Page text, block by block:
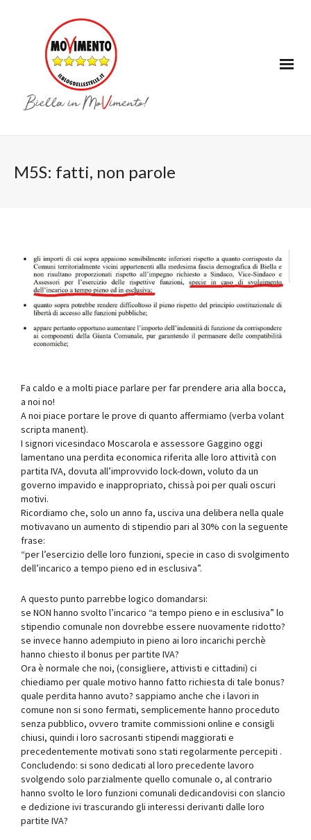
M5S: fatti, non parole
Fa caldo e a molti piace parlare per far prendere aria alla bocca,
a noi no!
A noi piace portare le prove di quanto affermiamo (verba volant
scripta manent).
I signori vicesindaco Moscarola e assessore Gaggino oggi
lamentano una perdita economica riferita alle loro attività con
partita IVA, dovuta all’improvvido lock-down, voluto da un
governo impavido e inappropriato, chissà poi per quali oscuri
motivi.
Ricordiamo che, solo un anno fa, usciva una delibera nella quale
motivavano un aumento di stipendio pari al 30% con la seguente
frase:
“per l’esercizio delle loro funzioni, specie in caso di svolgimento
dell’incarico a tempo pieno ed in esclusiva”.
A questo punto parrebbe logico domandarsi:
se NON hanno svolto l’incarico “a tempo pieno e in esclusiva” lo
stipendio comunale non dovrebbe essere nuovamente ridotto?
se invece hanno adempiuto in pieno ai loro incarichi perchè
hanno chiesto il bonus per partite IVA?
Ora è normale che noi, (consigliere, attivisti e cittadini) ci
chiediamo per quale motivo hanno fatto richiesta di tale bonus?
quale perdita hanno avuto? sappiamo anche che i lavori in
comune non si sono fermati, semplicemente hanno proceduto
senza pubblico, ovvero tramite commissioni online e consigli
chiusi, quindi i loro sacrosanti stipendi maggiorati e
precedentemente motivati sono stati regolarmente percepiti .
Concludendo: si sono dedicati al loro precedente lavoro
svolgendo solo parzialmente quello comunale o, al contrario
hanno svolto le loro funzioni comunali dedicandovisi con slancio
e dedizione ivi trascurando gli interessi derivanti dalle loro
partite IVA?